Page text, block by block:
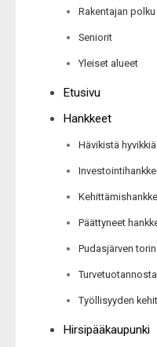
Rakentajan polku
Seniorit
Yleiset alueet
Etusivu
Hankkeet
Hävikistä hyvikkiä
Päättyneet
Pudasjärven
Työllisyyden
Hirsipääkaupunki